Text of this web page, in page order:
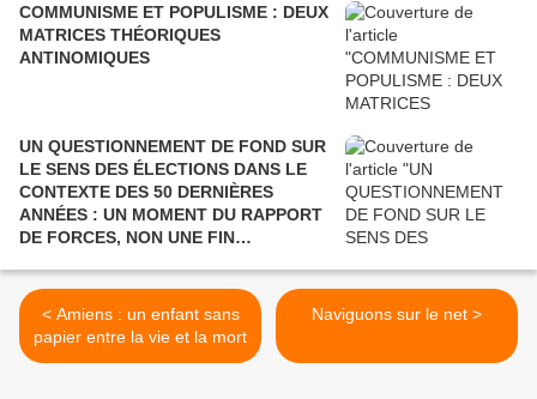
COMMUNISME ET POPULISME : DEUX
MATRICES THÉORIQUES
ANTINOMIQUES
UN QUESTIONNEMENT DE FOND SUR
LE SENS DES ÉLECTIONS DANS LE
CONTEXTE DES 50 DERNIÈRES
ANNÉES : UN MOMENT DU RAPPORT
DE FORCES, NON UNE FIN
< Amiens : un enfant sans
papier entre la vie et la mort
Naviguons sur le net >